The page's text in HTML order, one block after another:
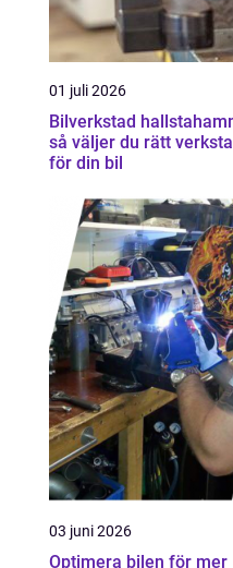
01 juli 2026
Bilverkstad
så väljer du rätt
för din bil
03 juni 2026
Optimera bilen för mer